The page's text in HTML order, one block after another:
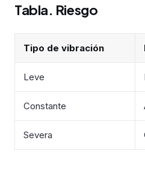
Tabla. Riesgo
Tipo de vibración
Leve
Constante
Severa